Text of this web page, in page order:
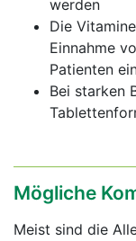
werden
Die
Einnahme
Patienten
Bei starken
Mögliche
Meist sind die